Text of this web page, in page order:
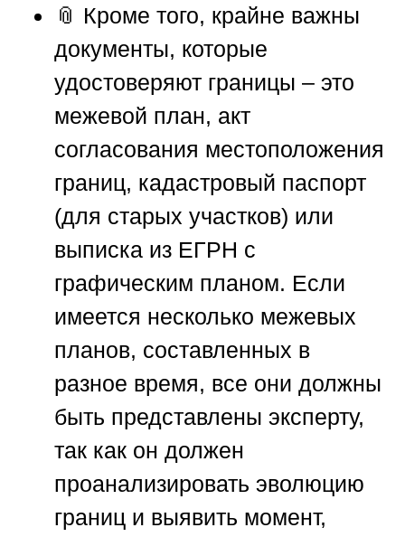
📎 Кроме того, крайне важны
документы, которые
удостоверяют границы – это
межевой план, акт
согласования местоположения
границ, кадастровый паспорт
(для старых участков) или
выписка из ЕГРН с
графическим планом. Если
имеется несколько межевых
планов, составленных в
разное время, все они должны
быть представлены эксперту,
так как он должен
проанализировать эволюцию
границ и выявить момент,